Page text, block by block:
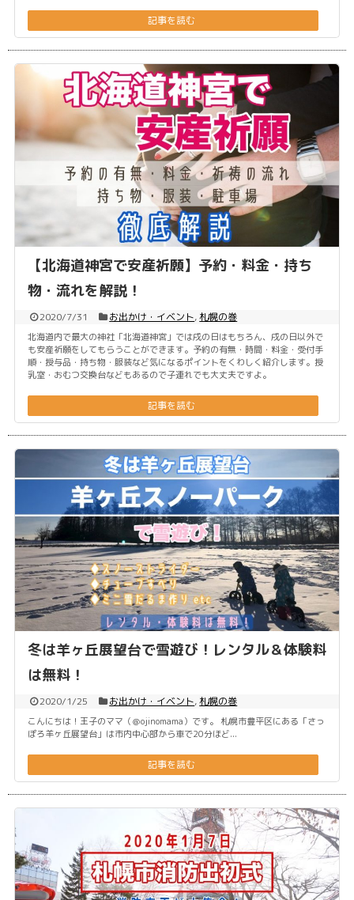
記事を読む
【北海道神宮で安産祈願】予約・料金・持ち
物・流れを解説！
2020/7/31 お出かけ・イベント,札幌の巻
北海道内で最大の神社「北海道神宮」では戌の日はもちろん、戌の日以外で
も安産祈願をしてもらうことができます。予約の有無・時間・料金・受付手
順・授与品・持ち物・服装など気になるポイントをくわしく紹介します。授
乳室・おむつ交換台などもあるので子連れでも大丈夫ですよ。
記事を読む
冬は羊ヶ丘展望台で雪遊び！レンタル＆体験料
は無料！
2020/1/25 お出かけ・イベント,札幌の巻
こんにちは！王子のママ（＠ojinomama）です。 札幌市豊平区にある「さっ
ぽろ羊ヶ丘展望台」は市内中心部から車で20分ほど...
記事を読む